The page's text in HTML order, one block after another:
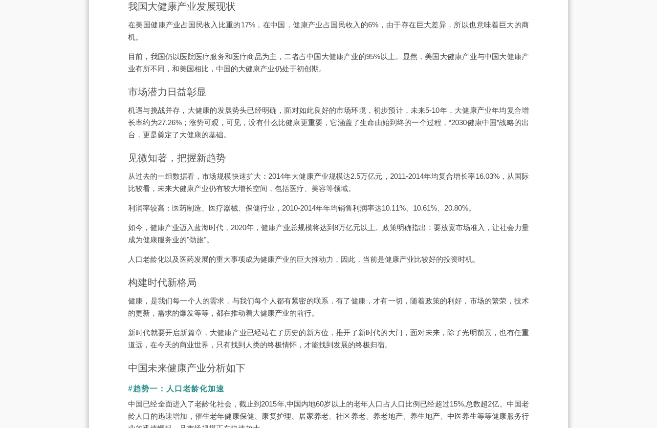
我国大健康产业发展现状
在美国健康产业占国民收入比重的17%，在中国，健康产业占国民收入的6%，由于存在巨大差异，所以也意味着巨大的商
机。
目前，我国仍以医院医疗服务和医疗商品为主，二者占中国大健康产业的95%以上。显然，美国大健康产业与中国大健康产
业有所不同，和美国相比，中国的大健康产业仍处于初创期。
市场潜力日益彰显
机遇与挑战并存，大健康的发展势头已经明确，面对如此良好的市场环境，初步预计，未来5-10年，大健康产业年均复合增
长率约为27.26%；涨势可观，可见，没有什么比健康更重要，它涵盖了生命由始到终的一个过程，“2030健康中国”战略的出
台，更是奠定了大健康的基础。
见微知著，把握新趋势
从过去的一组数据看，市场规模快速扩大：2014年大健康产业规模达2.5万亿元，2011-2014年均复合增长率16.03%，从国际
比较看，未来大健康产业仍有较大增长空间，包括医疗、美容等领域。
利润率较高：医药制造、医疗器械、保健行业，2010-2014年年均销售利润率达10.11%、10.61%、20.80%。
如今，健康产业迈入蓝海时代，2020年，健康产业总规模将达到8万亿元以上。政策明确指出：要放宽市场准入，让社会力量
成为健康服务业的"劲旅"。
人口老龄化以及医药发展的重大事项成为健康产业的巨大推动力，因此，当前是健康产业比较好的投资时机。
构建时代新格局
健康，是我们每一个人的需求，与我们每个人都有紧密的联系，有了健康，才有一切，随着政策的利好，市场的繁荣，技术
的更新，需求的爆发等等，都在推动着大健康产业的前行。
新时代就要开启新篇章，大健康产业已经站在了历史的新方位，推开了新时代的大门，面对未来，除了光明前景，也有任重
道远，在今天的商业世界，只有找到人类的终极情怀，才能找到发展的终极归宿。
中国未来健康产业分析如下
#趋势一：人口老龄化加速
中国已经全面进入了老龄化社会，截止到2015年,中国内地60岁以上的老年人口占人口比例已经超过15%,总数超2亿。中国老
龄人口的迅速增加，催生老年健康保健、康复护理、居家养老、社区养老、养老地产、养生地产、中医养生等等健康服务行